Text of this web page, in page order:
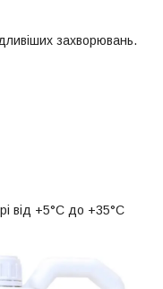
захворювань.
від +5°С до +35°С